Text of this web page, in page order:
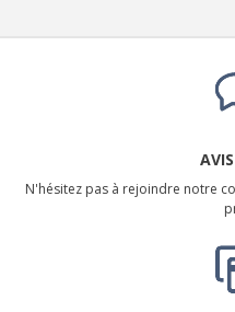
N'hésitez pas à rejoindre notre